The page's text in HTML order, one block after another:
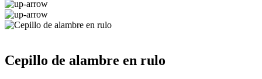
Cepillo de alambre en rulo